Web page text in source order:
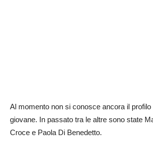
Al momento non si conosce ancora il
giovane. In passato tra le altre sono state
Croce e Paola Di Benedetto.